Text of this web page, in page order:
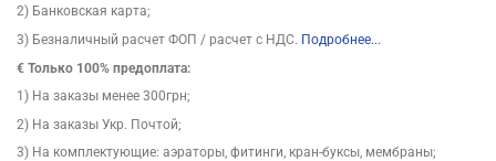
2) Банковская карта;
3) Безналичный расчет ФОП / расчет с НДС. Подробнее...
€ Только 100% предоплата:
1) На заказы менее 300грн;
2) На заказы Укр. Почтой;
3) На комплектующие: аэраторы, фитинги, кран-буксы, мембраны;